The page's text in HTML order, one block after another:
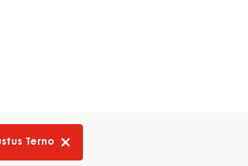
Terno
remove